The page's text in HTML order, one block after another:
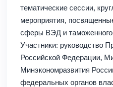
тематические сессии,
мероприятия,
сферы ВЭД и таможенного
Участники: руководство
Российской Федерации,
Минэкономразвития
федеральных органов